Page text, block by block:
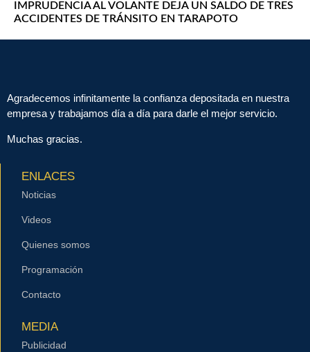
IMPRUDENCIA AL VOLANTE DEJA UN SALDO DE TRES
ACCIDENTES DE TRÁNSITO EN TARAPOTO
Agradecemos infinitamente la confianza depositada en nuestra
empresa y trabajamos día a día para darle el mejor servicio.
Muchas gracias.
ENLACES
Noticias
Videos
Quienes somos
Programación
Contacto
MEDIA
Publicidad